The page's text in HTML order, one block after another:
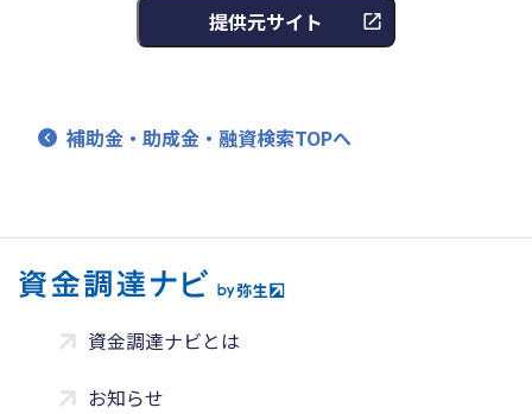
提供元サイト
補助金・助成金・融資検索TOPへ
資金調達ナビとは
お知らせ